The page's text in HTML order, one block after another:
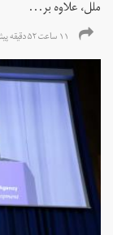
ملل، علاوه بر...
۱۱ ساعت ۵۲ دقیقه پیش